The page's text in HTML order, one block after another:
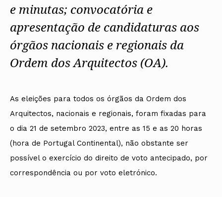
e minutas; convocatória e
apresentação de candidaturas aos
órgãos nacionais e regionais da
Ordem dos Arquitectos (OA).
As eleições para todos os órgãos da Ordem dos
Arquitectos, nacionais e regionais, foram fixadas para
o dia 21 de setembro 2023, entre as 15 e as 20 horas
(hora de Portugal Continental), não obstante ser
possível o exercício do direito de voto antecipado, por
correspondência ou por voto eletrónico.